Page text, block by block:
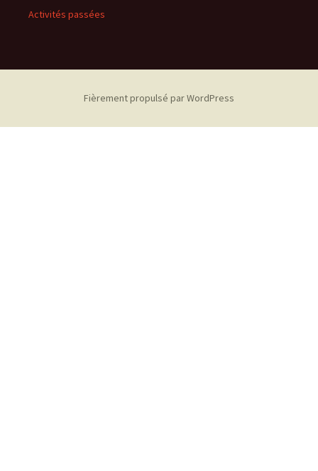
Activités passées
Fièrement propulsé par WordPress